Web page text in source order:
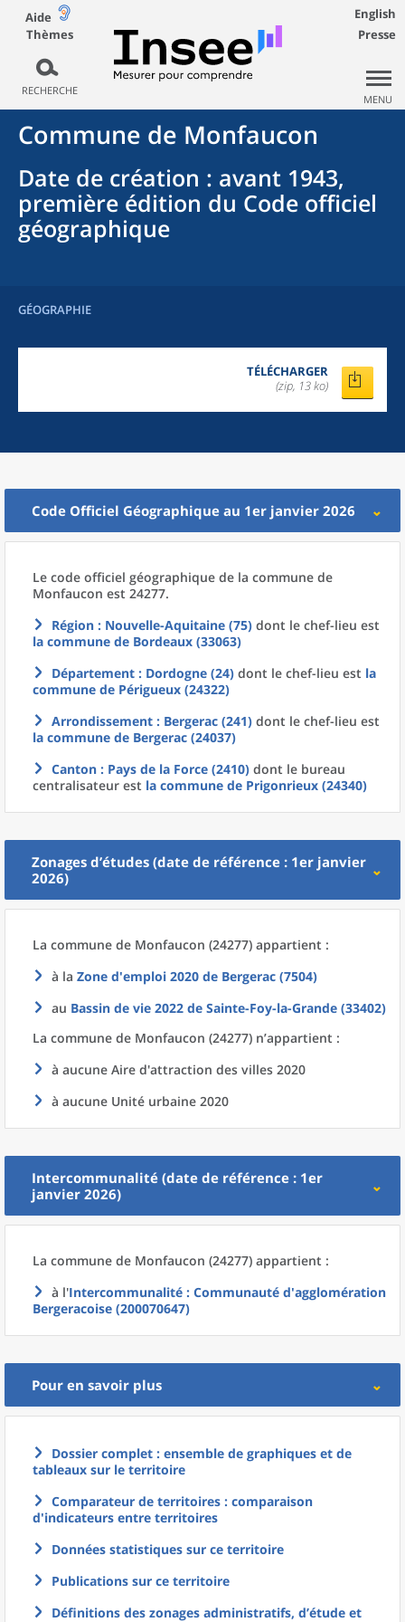
Aide
Thèmes
RECHERCHE
English
Presse
MENU
Commune de Monfaucon
Date de création : avant 1943,
première édition du Code officiel
géographique
GÉOGRAPHIE
TÉLÉCHARGER
(zip, 13 ko)
Code Officiel Géographique au 1er janvier 2026
Le code officiel géographique de la commune de
Monfaucon est 24277.
Région : Nouvelle-Aquitaine (75) dont le chef-lieu est
la commune de Bordeaux (33063)
Département : Dordogne (24) dont le chef-lieu est la
commune de Périgueux (24322)
Arrondissement : Bergerac (241) dont le chef-lieu est
la commune de Bergerac (24037)
Canton : Pays de la Force (2410) dont le bureau
centralisateur est la commune de Prigonrieux (24340)
Zonages d’études (date de référence : 1er janvier
2026)
La commune de Monfaucon (24277) appartient :
à la Zone d'emploi 2020 de Bergerac (7504)
au Bassin de vie 2022 de Sainte-Foy-la-Grande (33402)
La commune de Monfaucon (24277) n’appartient :
à aucune Aire d'attraction des villes 2020
à aucune Unité urbaine 2020
Intercommunalité (date de référence : 1er
janvier 2026)
La commune de Monfaucon (24277) appartient :
à l'Intercommunalité : Communauté d'agglomération
Bergeracoise (200070647)
Pour en savoir plus
Dossier complet : ensemble de graphiques et de
tableaux sur le territoire
Comparateur de territoires : comparaison
d'indicateurs entre territoires
Données statistiques sur ce territoire
Publications sur ce territoire
Définitions des zonages administratifs, d’étude et